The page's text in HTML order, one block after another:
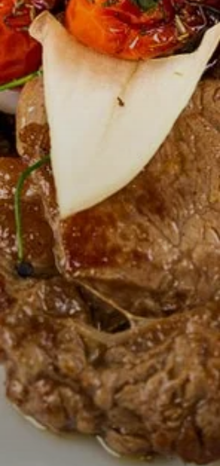
ACCUEIL
CHAMBRES
RESTAURANT
SPA
SÉMINAIRES & EVENEMENTS
SERVICES
OFFRES
PHOTOS
Domaine et Golf de Pont Royal - RN7, 13370
MALLEMORT - France
+33 4 94 79 96 97
Email :reception.moulindevernegues@sowell.fr